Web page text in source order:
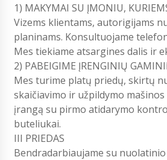
1) MAKYMAI SU ĮMONIU,
Vizems klientams, autorigijams
planinams. Konsultuojame
Mes tiekiame atsargines dalis ir
2) PABEIGIME ĮRENGINIŲ
Mes turime platų priedų, skirtų
skaičiavimo ir užpildymo
įrangą su pirmo atidarymo
buteliukai.
III PRIEDAS
Bendradarbiaujame su